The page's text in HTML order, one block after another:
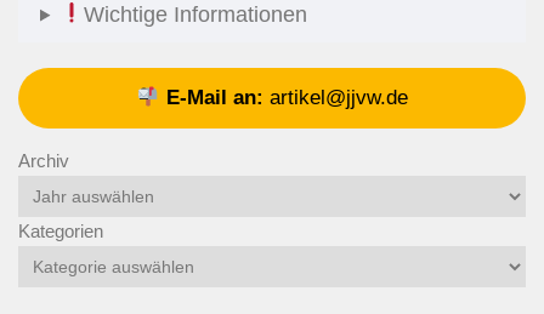
Wichtige Informationen
E-Mail an: artikel@jjvw.de
Archiv
Kategorien